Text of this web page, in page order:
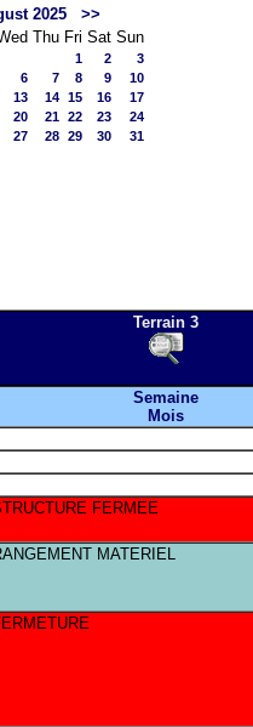
2025
>>
Thu Fri Sat Sun
1 2
3
6 7 8 9
10
13 14 15 16
17
20 21 22 23
24
27 28 29 30 31
Terrain 3
Semaine
Mois
FERMEE
MATERIEL